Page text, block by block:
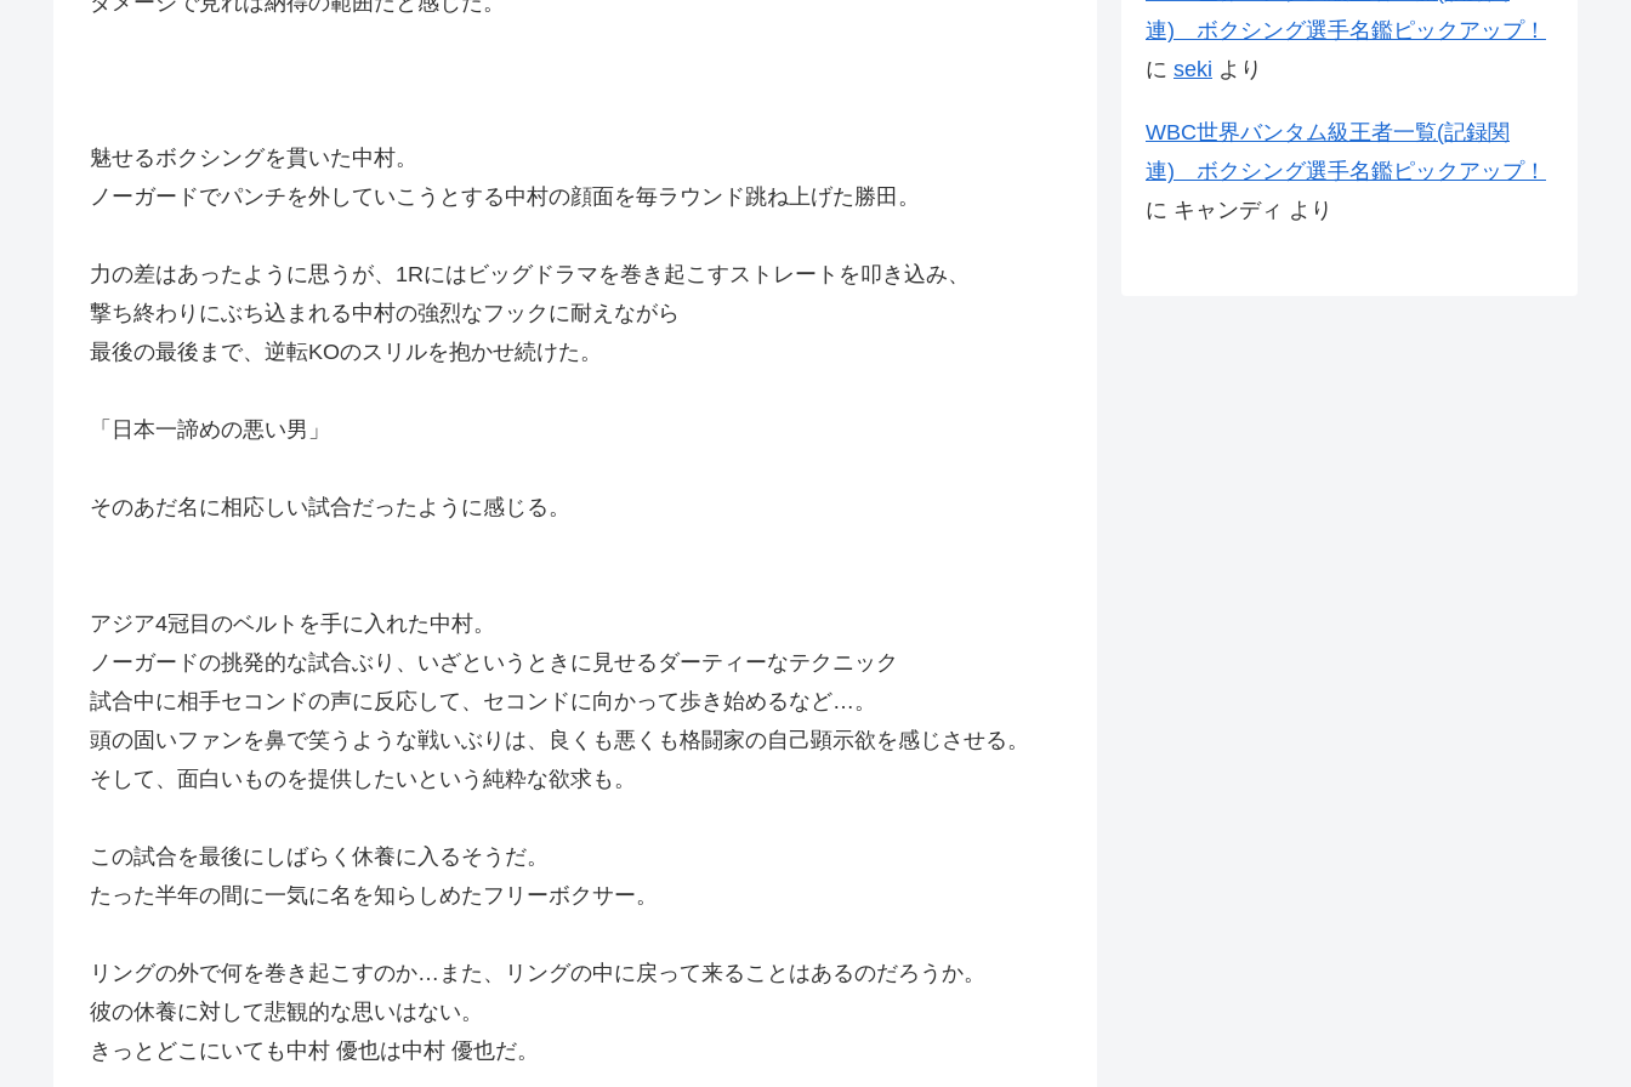
魅せるボクシングを貫いた中村。
ノーガードでパンチを外していこうとする中村の顔面を毎ラウンド跳ね上げた勝田。
力の差はあったように思うが、1Rにはビッグドラマを巻き起こすストレートを叩き込み、
撃ち終わりにぶち込まれる中村の強烈なフックに耐えながら
最後の最後まで、逆転KOのスリルを抱かせ続けた。
「日本一諦めの悪い男」
そのあだ名に相応しい試合だったように感じる。
アジア4冠目のベルトを手に入れた中村。
ノーガードの挑発的な試合ぶり、いざというときに見せるダーティーなテクニック
試合中に相手セコンドの声に反応して、セコンドに向かって歩き始めるなど…。
頭の固いファンを鼻で笑うような戦いぶりは、良くも悪くも格闘家の自己顕示欲を感じさせる。
そして、面白いものを提供したいという純粋な欲求も。
この試合を最後にしばらく休養に入るそうだ。
たった半年の間に一気に名を知らしめたフリーボクサー。
リングの外で何を巻き起こすのか…また、リングの中に戻って来ることはあるのだろうか。
彼の休養に対して悲観的な思いはない。
きっとどこにいても中村 優也は中村 優也だ。
連) ボクシング選手名鑑ピックアップ！
に seki より
WBC世界バンタム級王者一覧(記録関
連) ボクシング選手名鑑ピックアップ！
に キャンディ より